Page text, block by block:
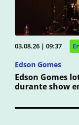
03.08.26 | 09:37
Edson Gomes
Edson Gomes
durante show